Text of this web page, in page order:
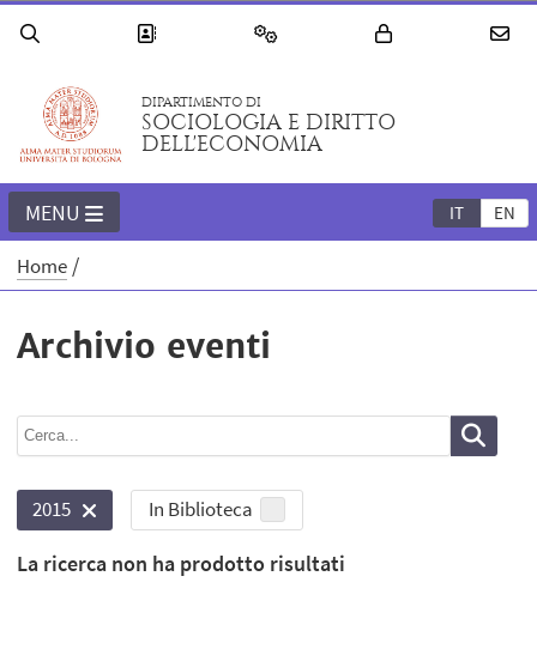
DIPARTIMENTO DI
SOCIOLOGIA E DIRITTO
DELL'ECONOMIA
IT EN
MENU
Home
Archivio eventi
2015 In Biblioteca
La ricerca non ha prodotto risultati